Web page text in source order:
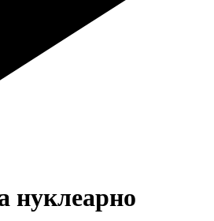
нуклеарно